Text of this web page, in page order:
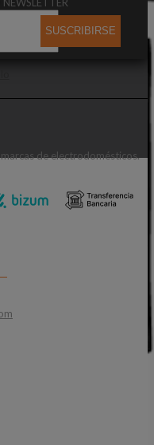
SUSCRIBIRSE
de electrodomésticos.